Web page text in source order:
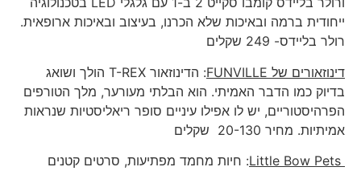
ייחודית ברמה ובאיכות שלא הכרנו, בעיצוב ובאיכות ארופאית.
רולר בליידס- 249 שקלים
דינוזאורים שלFUNVILLE
: הדינוזאור T-REX הולך ושואג
בדיוק כמו הדבר האמיתי. הוא הבלתי מעורער, מלך הטורפים
הפרהיסטוריים, יש לו אפילו עיניים סופר ריאליסטיות שנראות
אמיתיות. מחיר 20-130 שקלים
Little Bow Pets: חיות מחמד מפתיעות, סרטים קטנים